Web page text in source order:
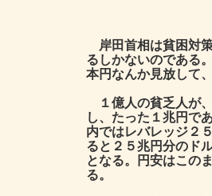
岸田首相は貧困対
るしかないのである
本円なんか見放して
１億人の貧乏人が
し、たった１兆円で
内ではレバレッジ２
ると２５兆円分のド
となる。円安はこの
る。